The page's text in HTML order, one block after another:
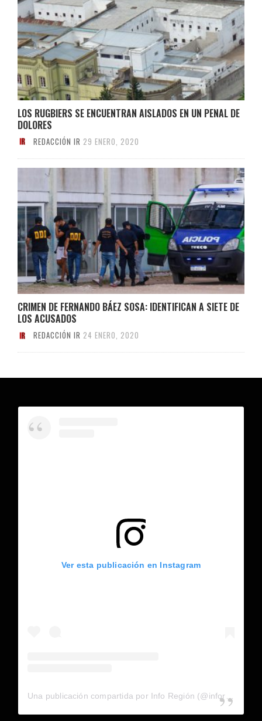
LOS RUGBIERS SE ENCUENTRAN AISLADOS EN UN PENAL DE
DOLORES
REDACCIÓN IR 29 ENERO, 2020
CRIMEN DE FERNANDO BÁEZ SOSA: IDENTIFICAN A SIETE DE
LOS ACUSADOS
REDACCIÓN IR 24 ENERO, 2020
Ver esta publicación en Instagram